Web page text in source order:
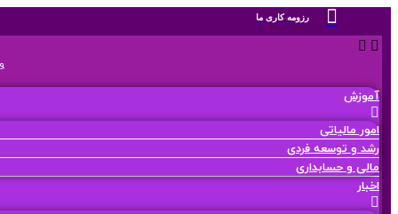
رزومه کاری ما
آموزش
امور مالیاتی
رشد و توسعه فردی
مالی و حسابداری
اخبار